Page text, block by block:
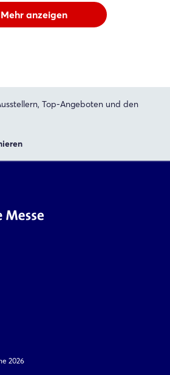
Mehr anzeigen
Top-Angeboten und den
2026